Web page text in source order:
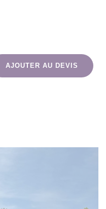
AJOUTER AU DEVIS